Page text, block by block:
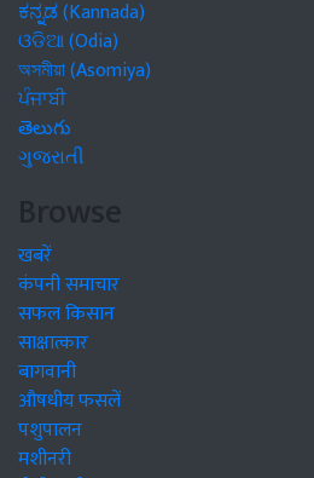
ಕನ್ನಡ (Kannada)
ଓଡିଆ (Odia)
অসমীয়া (Asomiya)
ਪੰਜਾਬੀ
తెలుగు
ગુજરાતી
Browse
खबरें
कंपनी समाचार
सफल किसान
साक्षात्कार
बागवानी
औषधीय फसलें
पशुपालन
मशीनरी